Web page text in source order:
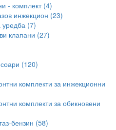
- комплект (4)
инжекцион (23)
уредба (7)
клапани (27)
(120)
комплекти за инжекционни
комплекти за обикновени
бензин (58)